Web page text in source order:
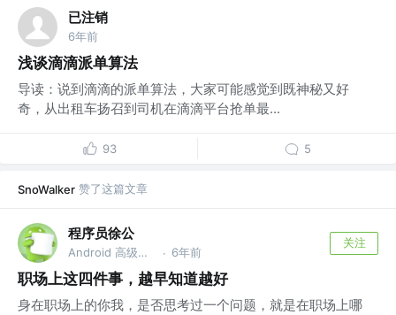
已注销
6年前
浅谈滴滴派单算法
导读：说到滴滴的派单算法，大家可能感觉到既神秘又好
奇，从出租车扬召到司机在滴滴平台抢单最...
93 5
SnoWalker 赞了这篇文章
程序员徐公
Android 高级工程师 @公众号：徐公 · 6年前
关注
职场上这四件事，越早知道越好
身在职场上的你我，是否思考过一个问题，就是在职场上哪